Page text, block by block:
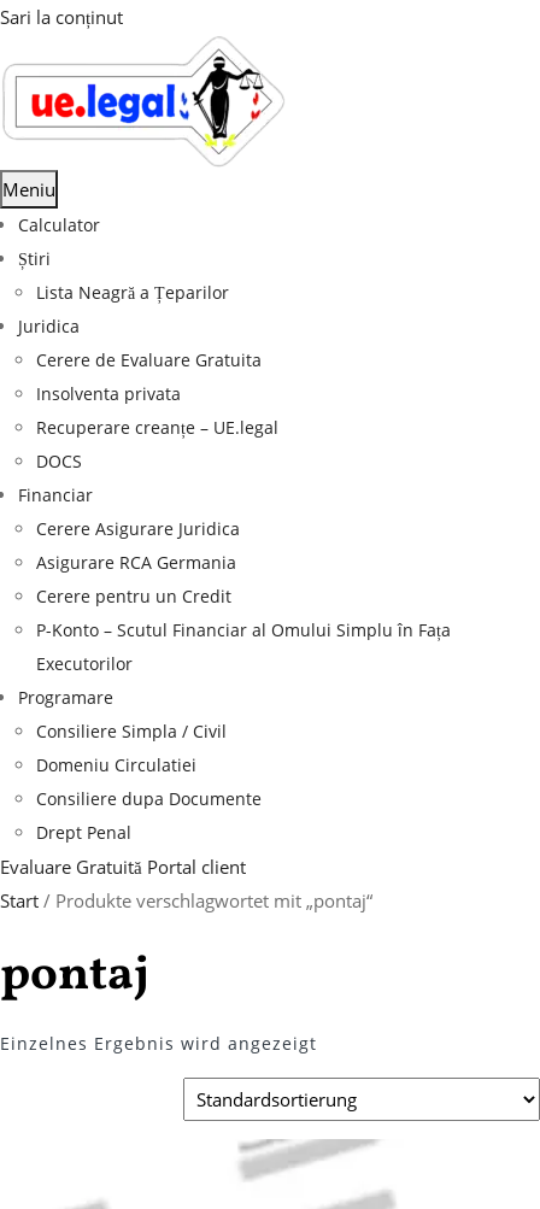
Sari la conținut
Meniu
Calculator
Știri
Lista Neagră a Țeparilor
Juridica
Cerere de Evaluare Gratuita
Insolventa privata
Recuperare creanțe – UE.legal
DOCS
Financiar
Cerere Asigurare Juridica
Asigurare RCA Germania
Cerere pentru un Credit
P-Konto – Scutul Financiar al Omului Simplu în Fața
Executorilor
Programare
Consiliere Simpla / Civil
Domeniu Circulatiei
Consiliere dupa Documente
Drept Penal
Evaluare Gratuită Portal client
Start / Produkte verschlagwortet mit „pontaj“
pontaj
Einzelnes Ergebnis wird angezeigt